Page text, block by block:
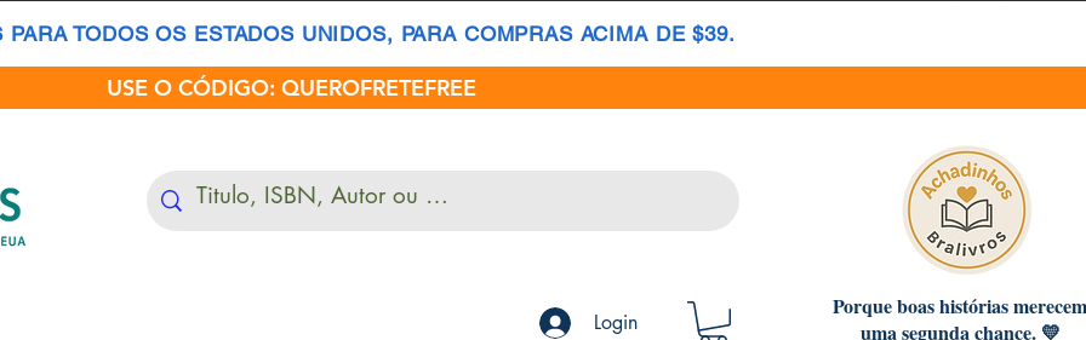
PARA TODOS OS ESTADOS UNIDOS, PARA COMPRAS ACIMA DE $39.
USE O CÓDIGO: QUEROFRETEFREE
Login
Porque boas histórias merecem
uma segunda chance. 💛